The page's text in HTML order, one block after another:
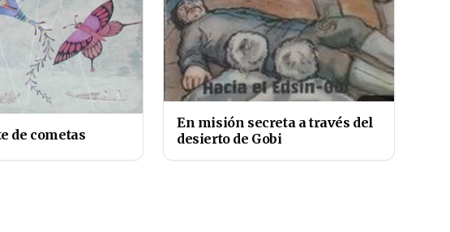
de cometas
En misión secreta a través del
desierto de Gobi